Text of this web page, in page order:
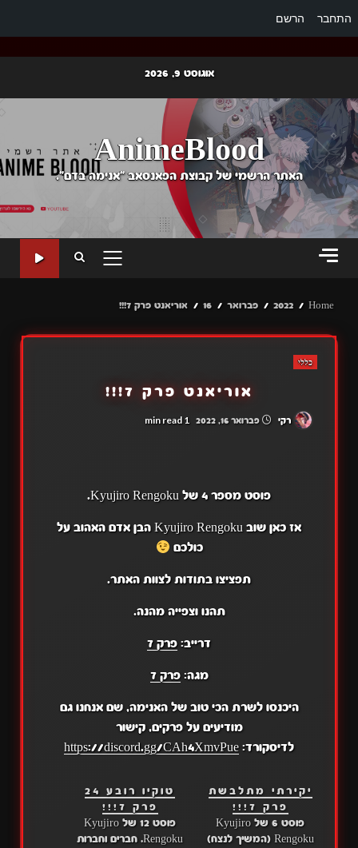
התחבר הרשם
content
אוגוסט 9, 2026
AnimeBlood
האתר הרשמי של קבוצת הפאנסאב "אנימה בדם".
PRIMARY
Home
2022 פברואר 16 אוריאנט פרק 7!!!
כללי
אוריאנט פרק 7!!!
רקי פברואר 16, 2022 1 min read
פוסט מספר 4 של Kyujiro Rengoku.
אז כאן שוב Kyujiro Rengoku הבן אדם האהוב על
כולכם
תפציצו בתודות לצוות האתר.
תהנו וצפייה מהנה.
דרייב: פרק 7
מגה:פרק 7
היכנסו לשרת הכי טוב של האנימה, שם אנחנו גם
מודיעים על פרקים, קישור
לדיסקורד: https://discord.gg/CAh4XmvPue
יקירתי מתלבשת
פרק 7!!!
פוסט 6 של Kyujiro
Rengoku (המשיך לנצח)
טוקיו רובע 24
פרק 7!!!
פוסט 12 של Kyujiro
Rengoku. חברים וחברות